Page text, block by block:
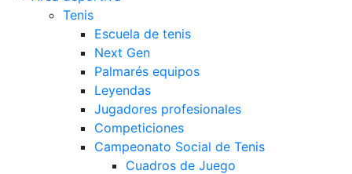
Tenis
Escuela de tenis
Next Gen
Palmarés equipos
Leyendas
Jugadores profesionales
Competiciones
Campeonato Social de Tenis
Cuadros de Juego